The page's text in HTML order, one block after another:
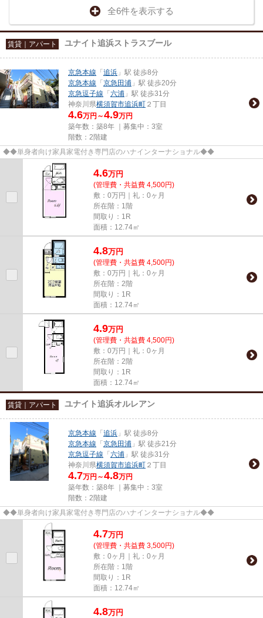
全6件を表示する
賃貸｜アパート ユナイト追浜ストラスブール
京急本線 「 追浜 」駅 徒歩8分
京急本線 「 京急田浦 」駅 徒歩20分
京急逗子線 「 六浦 」駅 徒歩31分
神奈川県横須賀市追浜町 ２丁目
4.6万円～4.9万円
築年数：築8年 ｜募集中： 3室
階数：2階建
◆◆単身者向け家具家電付き専門店のハナインターナショナル◆◆
4.6万円
(管理費・共益費 4,500円)
敷：0万円｜礼：0ヶ月
所在階：1階
間取り：1R
面積：12.74㎡
4.8万円
(管理費・共益費 4,500円)
敷：0万円｜礼：0ヶ月
所在階：2階
間取り：1R
面積：12.74㎡
4.9万円
(管理費・共益費 4,500円)
敷：0万円｜礼：0ヶ月
所在階：2階
間取り：1R
面積：12.74㎡
賃貸｜アパート ユナイト追浜オルレアン
京急本線 「 追浜 」駅 徒歩8分
京急本線 「 京急田浦 」駅 徒歩21分
京急逗子線 「 六浦 」駅 徒歩31分
神奈川県横須賀市追浜町 ２丁目
4.7万円～4.8万円
築年数：築8年 ｜募集中： 3室
階数：2階建
◆◆単身者向け家具家電付き専門店のハナインターナショナル◆◆
4.7万円
(管理費・共益費 3,500円)
敷：0ヶ月｜礼：0ヶ月
所在階：1階
間取り：1R
面積：12.74㎡
4.8万円